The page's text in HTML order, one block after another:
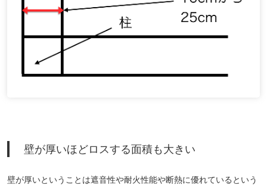
壁が厚いほどロスする面積も大きい
壁が厚いということは遮音性や耐火性能や断熱に優れているという